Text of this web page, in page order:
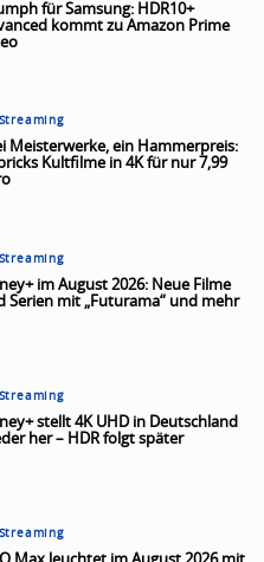
für Samsung: HDR10+
kommt zu Amazon Prime
Meisterwerke, ein Hammerpreis:
Kultfilme in 4K für nur 7,99
im August 2026: Neue Filme
Serien mit „Futurama“ und mehr
stellt 4K UHD in Deutschland
her – HDR folgt später